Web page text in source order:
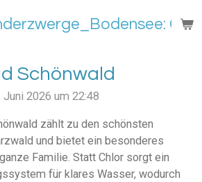
Schönwald
2026 um 22:48
zählt zu den schönsten
und bietet ein besonderes
Familie. Statt Chlor sorgt ein
für klares Wasser, wodurch